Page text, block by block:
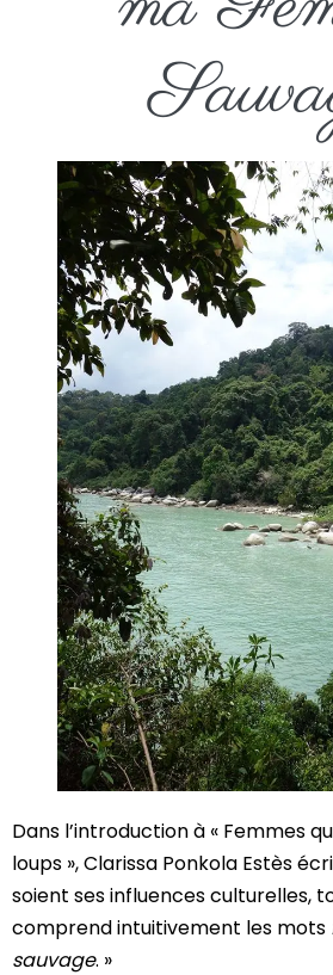
Dans l’introduction à « Femmes
loups », Clarissa Ponkola Estès
soient ses influences culturelles,
comprend intuitivement les mots
sauvage. »